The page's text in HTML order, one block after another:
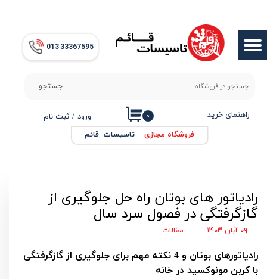
013​​​​​​​ 33367595
جستجو
ورود / ثبت نام
حساب کاربری من
تغییر گذر واژه
سفارشات
خروج از حساب کاربری
راهنمای خرید ۰
فروشگاه مجازی تاسیسات قائم
رادیاتور های بوتان راه حل جلوگیری از
گازگرفتگی در فصول سرد سال
۰۹ آبان ۱۴۰۳ مقالات
رادیاتورهای بوتان و 4 نکته مهم برای جلوگیری از گازگرفتگی
با کربن مونوکسید در خانه